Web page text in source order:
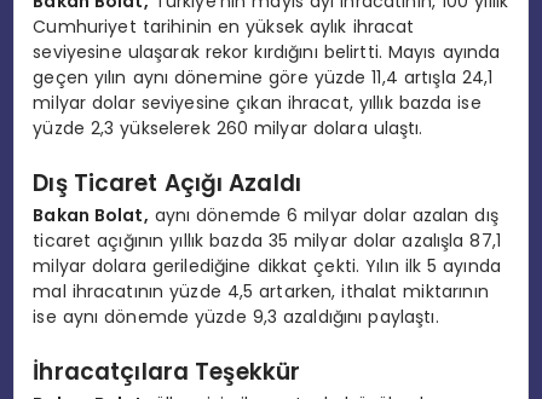
Cumhuriyet tarihinin en yüksek aylık ihracat
seviyesine ulaşarak rekor kırdığını belirtti. Mayıs ayında
geçen yılın aynı dönemine göre yüzde 11,4 artışla 24,1
milyar dolar seviyesine çıkan ihracat, yıllık bazda ise
yüzde 2,3 yükselerek 260 milyar dolara ulaştı.
Dış Ticaret Açığı Azaldı
Bakan Bolat, aynı dönemde 6 milyar dolar azalan dış
ticaret açığının yıllık bazda 35 milyar dolar azalışla 87,1
milyar dolara gerilediğine dikkat çekti. Yılın ilk 5 ayında
mal ihracatının yüzde 4,5 artarken, ithalat miktarının
ise aynı dönemde yüzde 9,3 azaldığını paylaştı.
İhracatçılara Teşekkür